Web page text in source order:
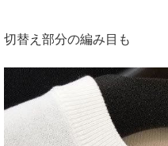
切替え部分の編み目も